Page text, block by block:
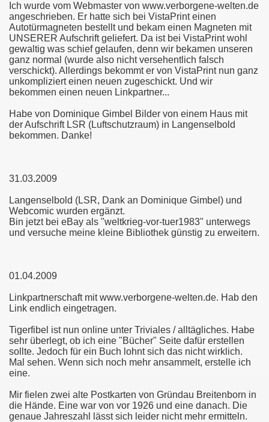
Ich wurde vom Webmaster von www.verborgene-welten.de
angeschrieben. Er hatte sich bei VistaPrint einen
Autotürmagneten bestellt und bekam einen Magneten mit
UNSERER Aufschrift geliefert. Da ist bei VistaPrint wohl
gewaltig was schief gelaufen, denn wir bekamen unseren
ganz normal (wurde also nicht versehentlich falsch
verschickt). Allerdings bekommt er von VistaPrint nun ganz
unkompliziert einen neuen zugeschickt. Und wir
bekommen einen neuen Linkpartner...
Habe von Dominique Gimbel Bilder von einem Haus mit
der Aufschrift LSR (Luftschutzraum) in Langenselbold
bekommen. Danke!
31.03.2009
Langenselbold (LSR, Dank an Dominique Gimbel) und
Webcomic wurden ergänzt.
Bin jetzt bei eBay als "weltkrieg-vor-tuer1983" unterwegs
und versuche meine kleine Bibliothek günstig zu erweitern.
01.04.2009
Linkpartnerschaft mit www.verborgene-welten.de. Hab den
Link endlich eingetragen.
Tigerfibel ist nun online unter Triviales / alltägliches. Habe
sehr überlegt, ob ich eine "Bücher" Seite dafür erstellen
sollte. Jedoch für ein Buch lohnt sich das nicht wirklich.
Mal sehen. Wenn sich noch mehr ansammelt, erstelle ich
eine.
Mir fielen zwei alte Postkarten von Gründau Breitenborn in
die Hände. Eine war von vor 1926 und eine danach. Die
genaue Jahreszahl lässt sich leider nicht mehr ermitteln.